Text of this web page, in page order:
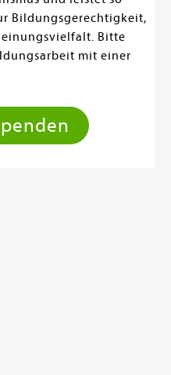
Bildungsgerechtigkeit,
Bitte
mit einer